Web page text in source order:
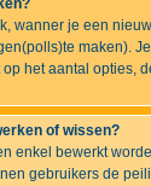
wanner je een
maken).
het aantal opties,
of wissen?
enkel bewerkt
gebruikers de